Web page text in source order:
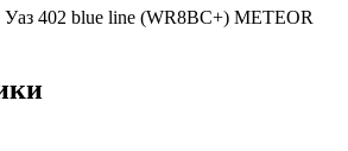
Уаз 402 blue line (WR8BC+) METEOR